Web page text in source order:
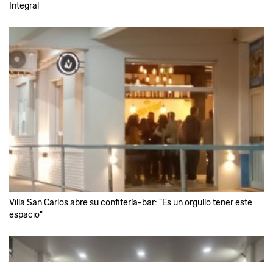
Integral
Villa San Carlos abre su confitería-bar: "Es un orgullo tener este
espacio"